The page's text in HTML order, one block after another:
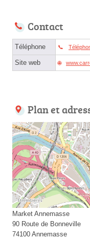
Contact
Téléphone
Site web
Plan et
Market Annemasse
90 Route de Bonneville
74100 Annemasse